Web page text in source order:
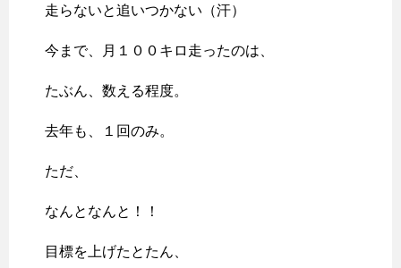
走らないと追いつかない（汗）
今まで、月１００キロ走ったのは、
たぶん、数える程度。
去年も、１回のみ。
ただ、
なんとなんと！！
目標を上げたとたん、